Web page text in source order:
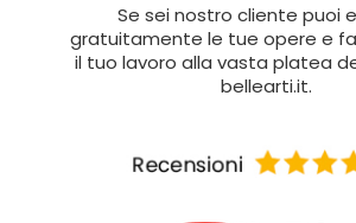
Se sei nostro cliente puoi
gratuitamente le tue opere e
il tuo lavoro alla vasta platea
bellearti.it.